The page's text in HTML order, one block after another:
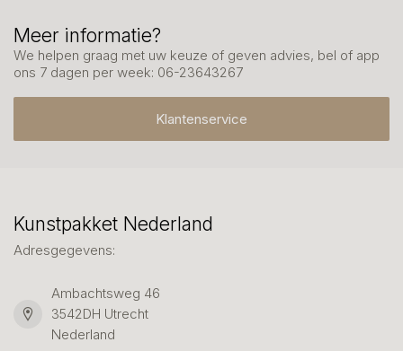
Meer informatie?
We helpen graag met uw keuze of geven advies, bel of app
ons 7 dagen per week: 06-23643267
Klantenservice
Kunstpakket Nederland
Adresgegevens:
Ambachtsweg 46
3542DH Utrecht
Nederland